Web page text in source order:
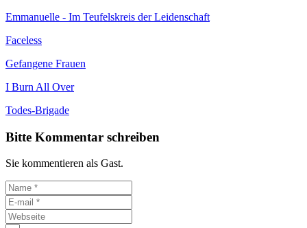
Emmanuelle - Im Teufelskreis der Leidenschaft
Faceless
Gefangene Frauen
I Burn All Over
Todes-Brigade
Bitte Kommentar schreiben
Sie kommentieren als Gast.